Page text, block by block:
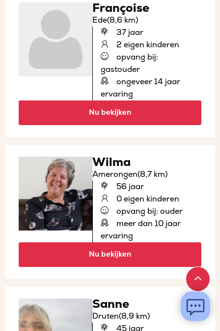
Françoise
Ede(8,6 km)
37 jaar
2 eigen kinderen
opvang bij:
gastouder
ongeveer 14 jaar
ervaring
Nu bekijken
Wilma
Amerongen(8,7 km)
56 jaar
0 eigen kinderen
opvang bij: ouder
meer dan 10 jaar
ervaring
Nu bekijken
Sanne
Druten(8,9 km)
45 jaar